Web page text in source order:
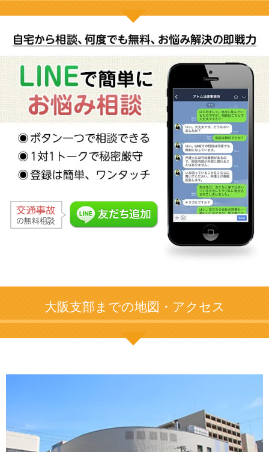
大阪支部までの地図・アクセス